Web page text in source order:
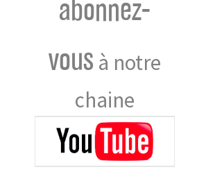
abonnez-
vous à notre
chaine